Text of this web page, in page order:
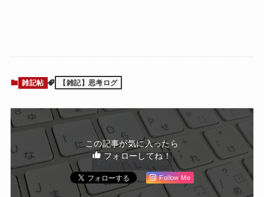
雑記帖 【雑記】思考ログ
この記事が気に入ったら
フォローしてね！
Follow Me